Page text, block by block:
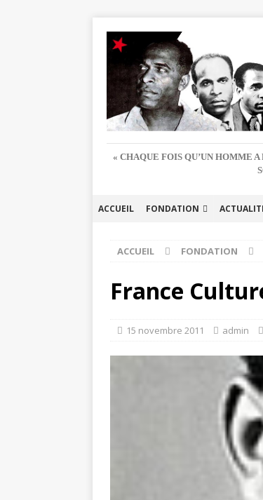
« CHAQUE FOIS QU’UN HOMME
ACCUEIL FONDATION
ACCUEIL FONDATION
France
15 novembre 2011 admin